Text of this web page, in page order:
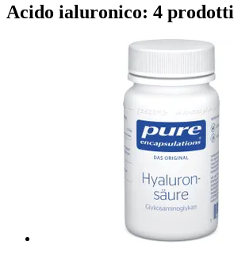
Acido ialuronico: 4 prodotti